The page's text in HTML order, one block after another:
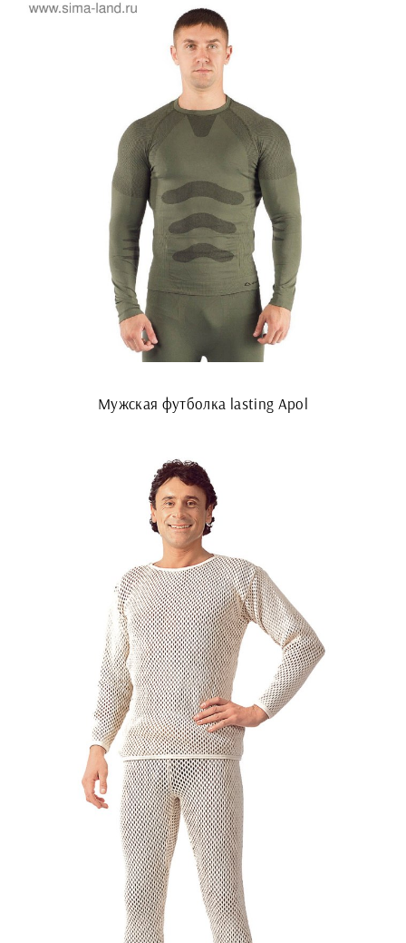
Мужская футболка lasting Apol